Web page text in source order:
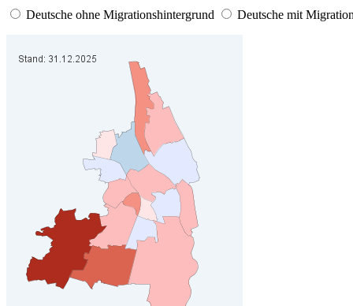
Deutsche ohne Migrationshintergrund Deutsche mit